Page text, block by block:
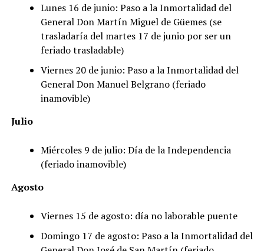
Lunes 16 de junio: Paso a la Inmortalidad del
General Don Martín Miguel de Güemes (se
trasladaría del martes 17 de junio por ser un
feriado trasladable)
Viernes 20 de junio: Paso a la Inmortalidad del
General Don Manuel Belgrano (feriado
inamovible)
Julio
Miércoles 9 de julio: Día de la Independencia
(feriado inamovible)
Agosto
Viernes 15 de agosto: día no laborable puente
Domingo 17 de agosto: Paso a la Inmortalidad del